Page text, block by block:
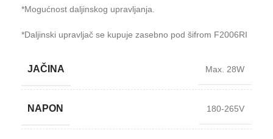
*Mogućnost daljinskog upravljanja.
*Daljinski upravljač se kupuje zasebno pod šifrom F2006RI
JAČINA Max. 28W
NAPON 180-265V